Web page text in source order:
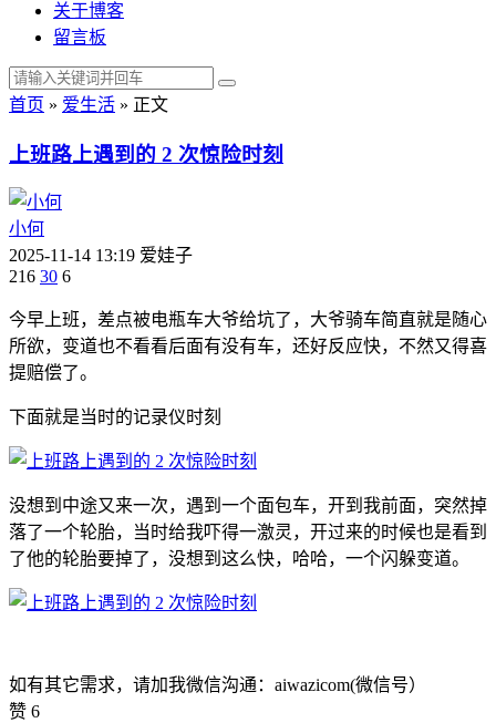
关于博客
留言板
首页 » 爱生活 » 正文
上班路上遇到的 2 次惊险时刻
小何
2025-11-14 13:19 爱娃子
216 30 6
今早上班，差点被电瓶车大爷给坑了，大爷骑车简直就是随心
所欲，变道也不看看后面有没有车，还好反应快，不然又得喜
提赔偿了。
下面就是当时的记录仪时刻
没想到中途又来一次，遇到一个面包车，开到我前面，突然掉
落了一个轮胎，当时给我吓得一激灵，开过来的时候也是看到
了他的轮胎要掉了，没想到这么快，哈哈，一个闪躲变道。
如有其它需求，请加我微信沟通：aiwazicom(微信号）
赞 6